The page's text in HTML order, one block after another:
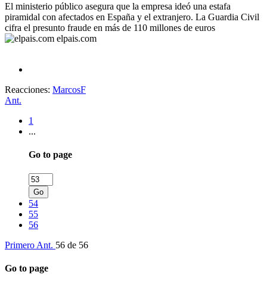
El ministerio público asegura que la empresa ideó una estafa
piramidal con afectados en España y el extranjero. La Guardia Civil
cifra el presunto fraude en más de 110 millones de euros
elpais.com
Reacciones: MarcosF
Ant.
1
...
Go to page
Go
54
55
56
Primero Ant. 56 de 56
Go to page